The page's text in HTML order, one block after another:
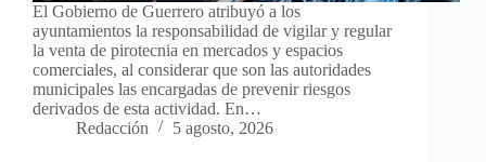
El Gobierno de Guerrero atribuyó a los
ayuntamientos la responsabilidad de vigilar y regular
la venta de pirotecnia en mercados y espacios
comerciales, al considerar que son las autoridades
municipales las encargadas de prevenir riesgos
derivados de esta actividad. En…
Redacción
5 agosto, 2026